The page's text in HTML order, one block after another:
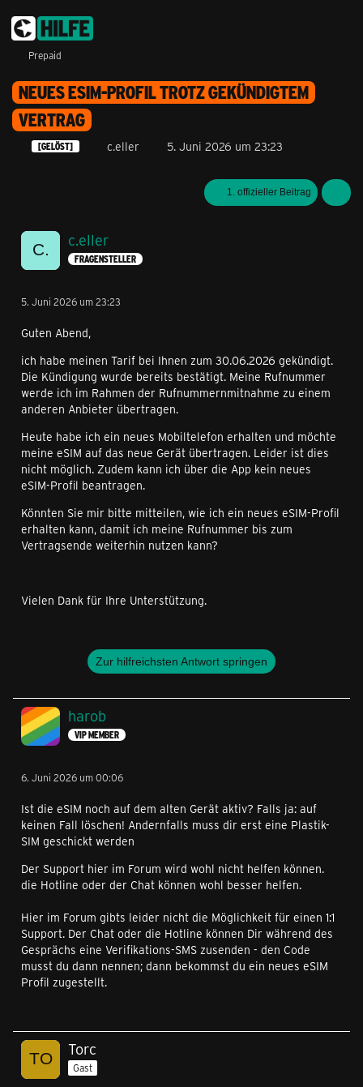
Prepaid
NEUES ESIM-PROFIL TROTZ GEKÜNDIGTEM
VERTRAG
[GELÖST] c.eller 5. Juni 2026 um 23:23
1. offizieller Beitrag
c.eller
FRAGENSTELLER
5. Juni 2026 um 23:23
Guten Abend,
ich habe meinen Tarif bei Ihnen zum 30.06.2026 gekündigt.
Die Kündigung wurde bereits bestätigt. Meine Rufnummer
werde ich im Rahmen der Rufnummernmitnahme zu einem
anderen Anbieter übertragen.
Heute habe ich ein neues Mobiltelefon erhalten und möchte
meine eSIM auf das neue Gerät übertragen. Leider ist dies
nicht möglich. Zudem kann ich über die App kein neues
eSIM-Profil beantragen.
Könnten Sie mir bitte mitteilen, wie ich ein neues eSIM-Profil
erhalten kann, damit ich meine Rufnummer bis zum
Vertragsende weiterhin nutzen kann?
Vielen Dank für Ihre Unterstützung.
Zur hilfreichsten Antwort springen
harob
VIP MEMBER
6. Juni 2026 um 00:06
Ist die eSIM noch auf dem alten Gerät aktiv? Falls ja: auf
keinen Fall löschen! Andernfalls muss dir erst eine Plastik-
SIM geschickt werden
Der Support hier im Forum wird wohl nicht helfen können.
die Hotline oder der Chat können wohl besser helfen.
Hier im Forum gibts leider nicht die Möglichkeit für einen 1:1
Support. Der Chat oder die Hotline können Dir während des
Gesprächs eine Verifikations-SMS zusenden - den Code
musst du dann nennen; dann bekommst du ein neues eSIM
Profil zugestellt.
Torc
Gast